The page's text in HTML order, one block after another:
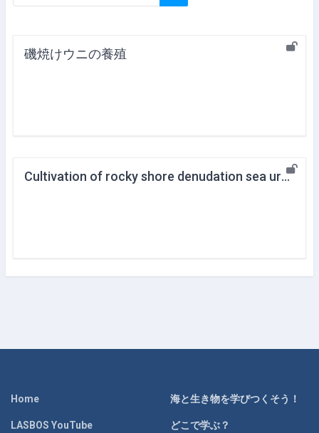
コースを検索する
磯焼けウニの養殖
Cultivation of rocky shore denudation sea urchin
Home
LASBOS YouTube
海と生き物を学びつくそう！
どこで学ぶ？